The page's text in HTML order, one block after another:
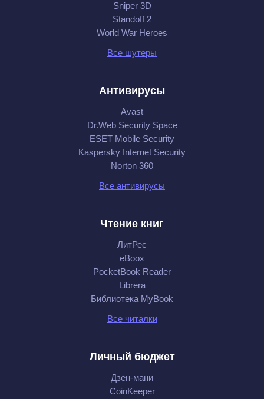
Sniper 3D
Standoff 2
World War Heroes
Все шутеры
Антивирусы
Avast
Dr.Web Security Space
ESET Mobile Security
Kaspersky Internet Security
Norton 360
Все антивирусы
Чтение книг
ЛитРес
eBoox
PocketBook Reader
Librera
Библиотека MyBook
Все читалки
Личный бюджет
Дзен-мани
CoinKeeper